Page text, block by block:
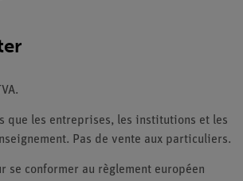
que les entreprises, les institutions et les
Pas de vente aux particuliers.
se conformer au règlement européen